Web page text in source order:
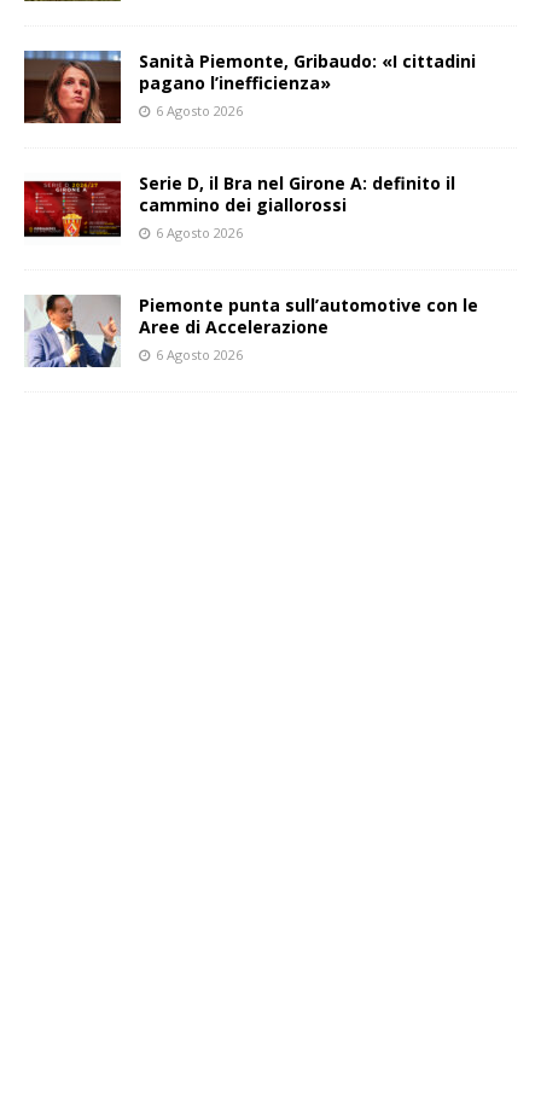
Sanità Piemonte, Gribaudo: «I cittadini
pagano l’inefficienza»
6 Agosto 2026
Serie D, il Bra nel Girone A: definito il
cammino dei giallorossi
6 Agosto 2026
Piemonte punta sull’automotive con le
Aree di Accelerazione
6 Agosto 2026